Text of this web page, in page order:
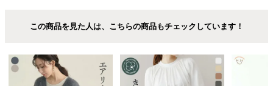
この商品を見た人は、こちらの商品もチェックしています！